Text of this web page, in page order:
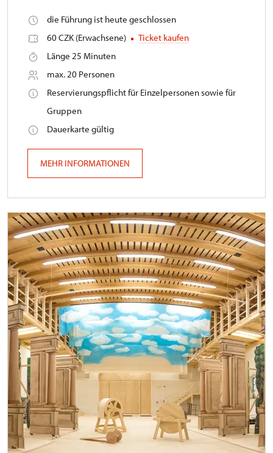
die Führung ist heute geschlossen
60 CZK (Erwachsene)
Ticket kaufen
Länge 25 Minuten
max. 20 Personen
Reservierungspflicht für Einzelpersonen sowie für
Gruppen
Dauerkarte gültig
MEHR INFORMATIONEN